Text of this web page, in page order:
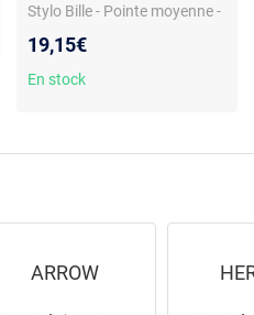
Stylo Bille - Pointe moyenne -
19,15€
En stock
ARROW